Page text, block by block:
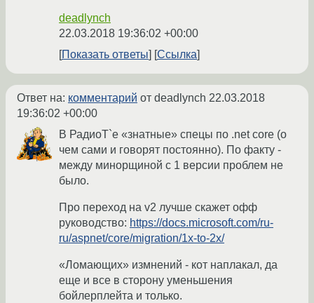
deadlynch
22.03.2018 19:36:02 +00:00
Показать ответы
Ссылка
Ответ на: комментарий от deadlynch 22.03.2018
19:36:02 +00:00
В РадиоТ`е «знатные» спецы по .net core (о
чем сами и говорят постоянно). По факту -
между минорщиной с 1 версии проблем не
было.
Про переход на v2 лучше скажет офф
руководство: https://docs.microsoft.com/ru-
ru/aspnet/core/migration/1x-to-2x/
«Ломающих» измнений - кот наплакал, да
еще и все в сторону уменьшения
бойлерплейта и только.